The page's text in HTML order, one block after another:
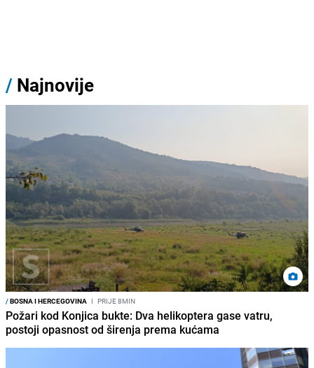
/ Najnovije
/BOSNA I HERCEGOVINA I PRIJE 8MIN
Požari kod Konjica bukte: Dva helikoptera gase vatru,
postoji opasnost od širenja prema kućama